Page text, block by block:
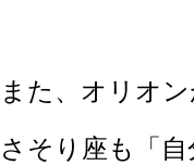
また、オリオ
さそり座も「